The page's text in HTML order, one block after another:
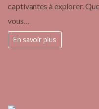
captivantes à explorer. Que
vous…
En savoir plus